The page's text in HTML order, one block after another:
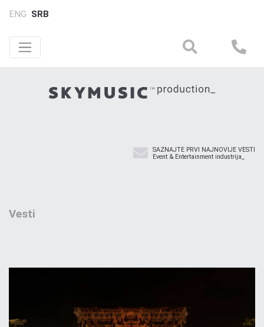
ENG SRB
SAZNAJTE PRVI NAJNOVIJE VESTI
Event & Entertainment industrija_
Vesti